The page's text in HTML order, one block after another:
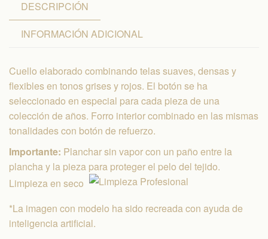
DESCRIPCIÓN
INFORMACIÓN ADICIONAL
Cuello elaborado combinando telas suaves, densas y
flexibles en tonos grises y rojos. El botón se ha
seleccionado en especial para cada pieza de una
colección de años. Forro interior combinado en las mismas
tonalidades con botón de refuerzo.
Importante: Planchar sin vapor con un paño entre la
plancha y la pieza para proteger el pelo del tejido.
Limpieza en seco
*La imagen con modelo ha sido recreada con ayuda de
inteligencia artificial.